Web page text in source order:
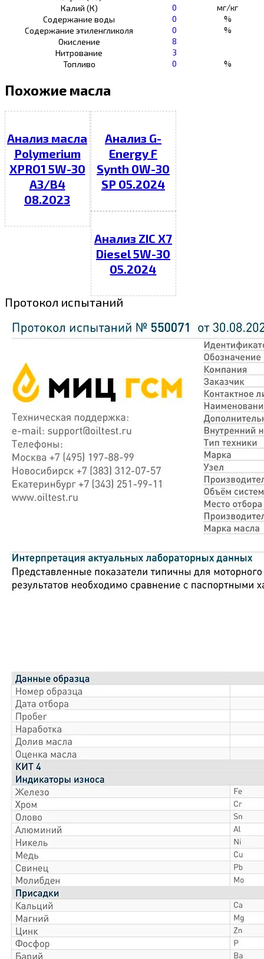
Калий (К)
0
мг/кг
Содержание воды
0
%
Содержание этиленгликоля
0
%
Окисление
8
Нитрование
3
Топливо
0 %
Похожие масла
Анализ масла
Polymerium
XPRO1 5W-30
A3/B4
08.2023
Анализ G-
Energy F
Synth 0W-30
SP 05.2024
Анализ ZIC X7
Diesel 5W-30
05.2024
Протокол испытаний